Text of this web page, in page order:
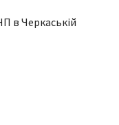
в Черкаській